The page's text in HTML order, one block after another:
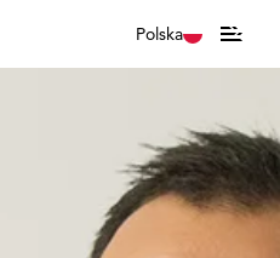
Polska